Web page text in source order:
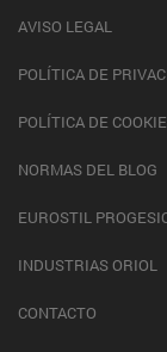
AVISO LEGAL
POLÍTICA DE
POLÍTICA DE
NORMAS DEL BLOG
EUROSTIL
INDUSTRIAS ORIOL
CONTACTO